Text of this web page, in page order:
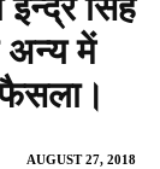
इन्द्र सिंह
अन्य में
फैसला।
AUGUST 27, 2018